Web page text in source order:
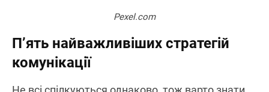
Pexel.com
П’ять найважливіших стратегій
комунікації